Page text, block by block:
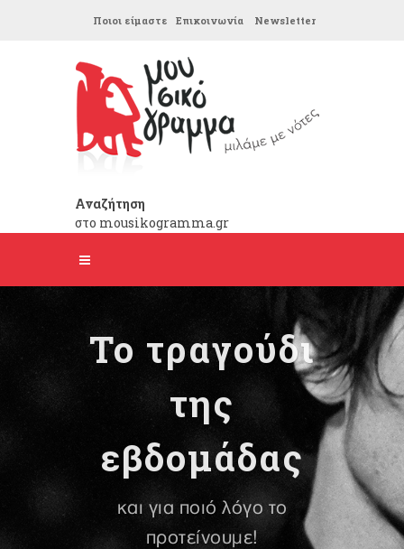
Ποιοι είμαστε Επικοινωνία Newsletter
Αναζήτηση
στο mousikogramma.gr
Το τραγούδι
της
εβδομάδας
και για ποιό λόγο το
προτείνουμε!